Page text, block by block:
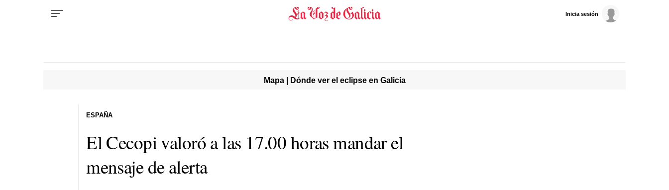
Inicia sesión
Mapa | Dónde ver el eclipse en Galicia
El Cecopi valoró a las 17.00 horas mandar el
mensaje de alerta
ESPAÑA